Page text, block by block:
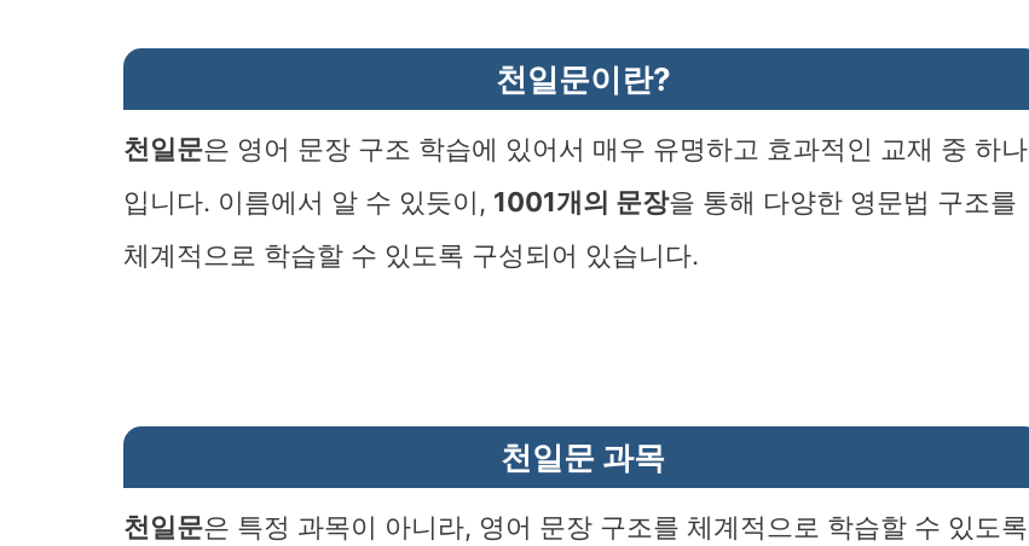
천일문이란?
천일문은 영어 문장 구조 학습에 있어서 매우 유명하고 효과적인 교재 중 하나
입니다. 이름에서 알 수 있듯이, 1001개의 문장을 통해 다양한 영문법 구조를
체계적으로 학습할 수 있도록 구성되어 있습니다.
천일문 과목
천일문은 특정 과목이 아니라, 영어 문장 구조를 체계적으로 학습할 수 있도록